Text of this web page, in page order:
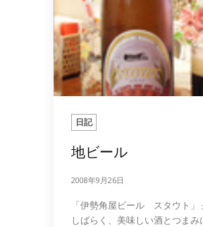
日記
地ビール
2008年9月26日
「伊勢角屋ビール スタウト」 久しぶりの更新です。
しばらく、美味しい酒とつま